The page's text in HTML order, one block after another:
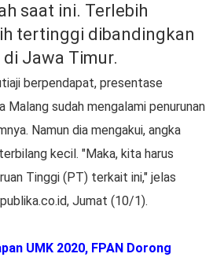
saat ini. Terlebih
tertinggi dibandingkan
Jawa Timur.
berpendapat, presentase
Malang sudah mengalami penurunan
Namun dia mengakui, angka
kecil. "Maka, kita harus
Tinggi (PT) terkait ini," jelas
Jumat (10/1).
UMK 2020, FPAN Dorong